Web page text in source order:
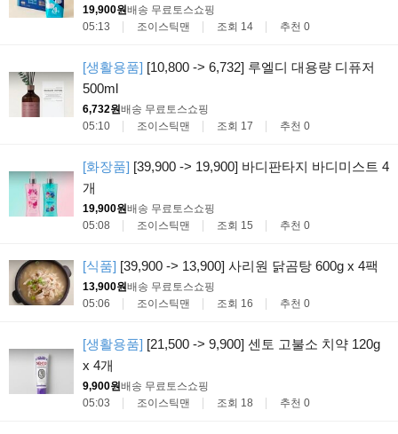
19,900원배송 무료토스쇼핑
05:13
조이스틱맨 조회 14 추천 0
[생활용품] [10,800 -> 6,732] 루엘디 대용량 디퓨저
500ml
6,732원배송 무료토스쇼핑
05:10
조이스틱맨 조회 17 추천 0
[화장품] [39,900 -> 19,900] 바디판타지 바디미스트 4
개
19,900원배송 무료토스쇼핑
05:08
조이스틱맨 조회 15 추천 0
[식품] [39,900 -> 13,900] 사리원 닭곰탕 600g x 4팩
13,900원배송 무료토스쇼핑
05:06
조이스틱맨 조회 16 추천 0
[생활용품] [21,500 -> 9,900] 센토 고불소 치약 120g
x 4개
9,900원배송 무료토스쇼핑
05:03
조이스틱맨 조회 18 추천 0